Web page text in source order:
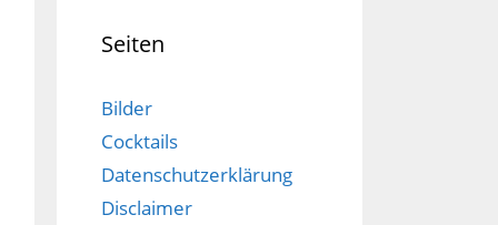
Seiten
Bilder
Cocktails
Datenschutzerklärung
Disclaimer